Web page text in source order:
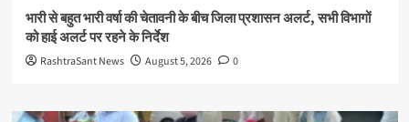
भारी से बहुत भारी वर्षा की चेतावनी के बीच जिला प्रशासन अलर्ट, सभी विभागों
को हाई अलर्ट पर रहने के निर्देश
RashtraSant News August 5, 2026 0